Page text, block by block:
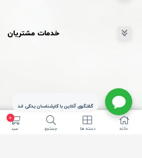
خانه دسته ها جستجو
0
سبد
خدمات مشتریان
گفتگوی آنلاین با کارشناسان یدکی لند